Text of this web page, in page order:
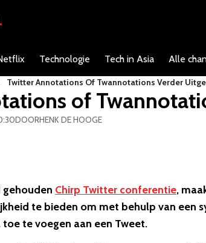
Technologie Tech in Asia Alle
Twitter Annotations Of Twannotations Verder
of
DOORHENK DE HOOGE
gehouden Chirp Twitter conferentie,
te bieden om met behulp van een
te voegen aan een Tweet.